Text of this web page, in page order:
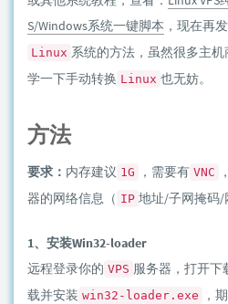
S/Windows系统一键脚本 ，现在再
Linux 系统的方法，虽然很多主机
学一下手动转换 Linux 也无妨。
方法
要求： 内存建议 1G ，需要有 VNC
器的网络信息（ IP 地址/子网掩码/
1、安装Win32-loader
远程登录你的 VPS 服务器，打开下
载并安装 win32-loader.exe ，